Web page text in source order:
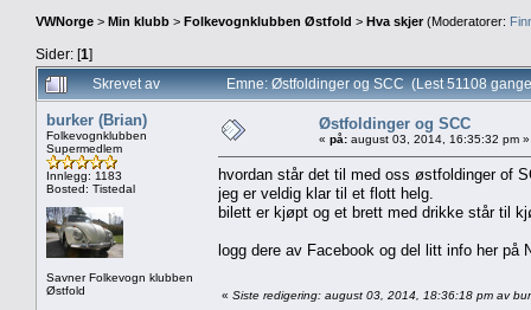
VWNorge > Min klubb > Folkevognklubben Østfold > Hva skjer(Moderatorer:
Sider: [1]
Skrevet av
Emne: Østfoldinger og SCC (Lest 51108
burker (Brian)
Folkevognklubben
Supermedlem
Innlegg: 1183
Bosted: Tistedal
Savner Folkevogn klubben
Østfold
Østfoldinger og SCC
« på: august 03, 2014, 16:35:32 pm »
hvordan står det til med oss østfoldinger of
jeg er veldig klar til et flott helg.
bilett er kjøpt og et brett med drikke står til
logg dere av Facebook og del litt info her på
« Siste redigering: august 03, 2014, 18:36:18 pm av